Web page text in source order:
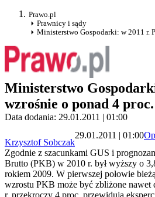
Prawo.pl
Prawnicy i sądy
Ministerstwo Gospodarki: w 2011 r.
Ministerstwo
wzrośnie o ponad 4 proc.
Data dodania: 29.01.2011 | 01:00
Krzysztof Sobczak
29.01.2011 | 01:00
Zgodnie z szacunkami GUS i
Brutto (PKB) w 2010 r. był wyższy o
rokiem 2009. W pierwszej połowie
wzrostu PKB może być zbliżone nawet